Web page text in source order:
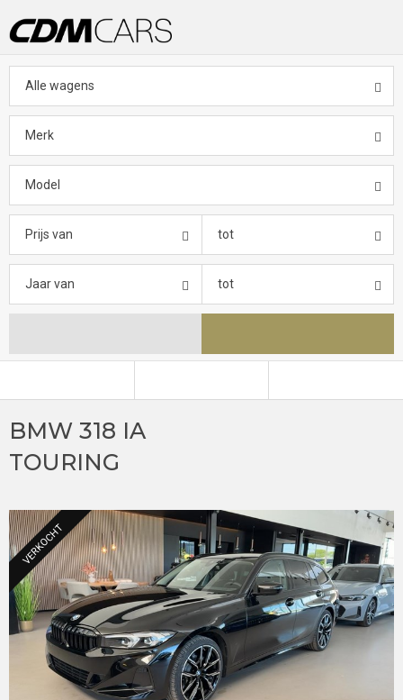
Alle wagens
Merk
Model
Prijs van tot
Jaar van tot
BMW 318 IA
TOURING
VERKOCHT